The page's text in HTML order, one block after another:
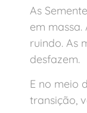
As
em
ruindo. As
desfazem.
E no meio
transição,